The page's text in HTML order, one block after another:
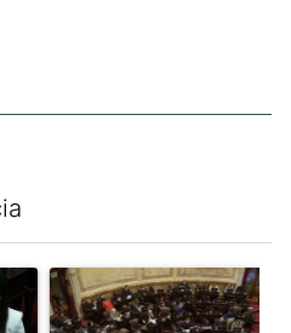
el título "Encuesta, mientras el
Un artículo de tendencia con